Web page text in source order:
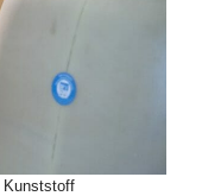
Kunststoff